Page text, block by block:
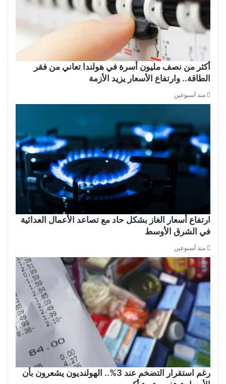
أكثر من نصف مليون أسرة في هولندا تعاني من فقر
الطاقة.. وارتفاع الأسعار يزيد الأزمة
منذ أسبوعين
ارتفاع أسعار الغاز بشكل حاد مع تصاعد الأعمال العدائية
في الشرق الأوسط
منذ أسبوعين
رغم استقرار التضخم عند 3%.. الهولنديون يشعرون بأن